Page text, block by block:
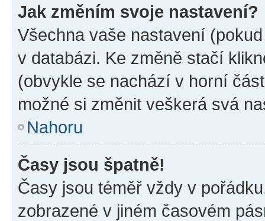
Jak změním svoje nastavení?
Všechna vaše nastavení
v databázi. Ke změně stačí
(obvykle se nachází v horní
možné si změnit veškerá svá
Nahoru
Časy jsou špatně!
Časy jsou téměř vždy v
zobrazené v jiném časovém